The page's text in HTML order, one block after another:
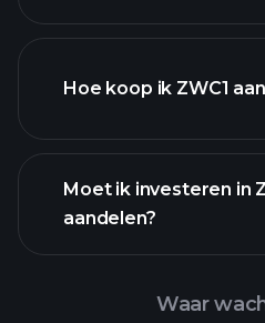
Hoe koop ik ZWC1
Moet ik investeren in
aandelen?
Waar